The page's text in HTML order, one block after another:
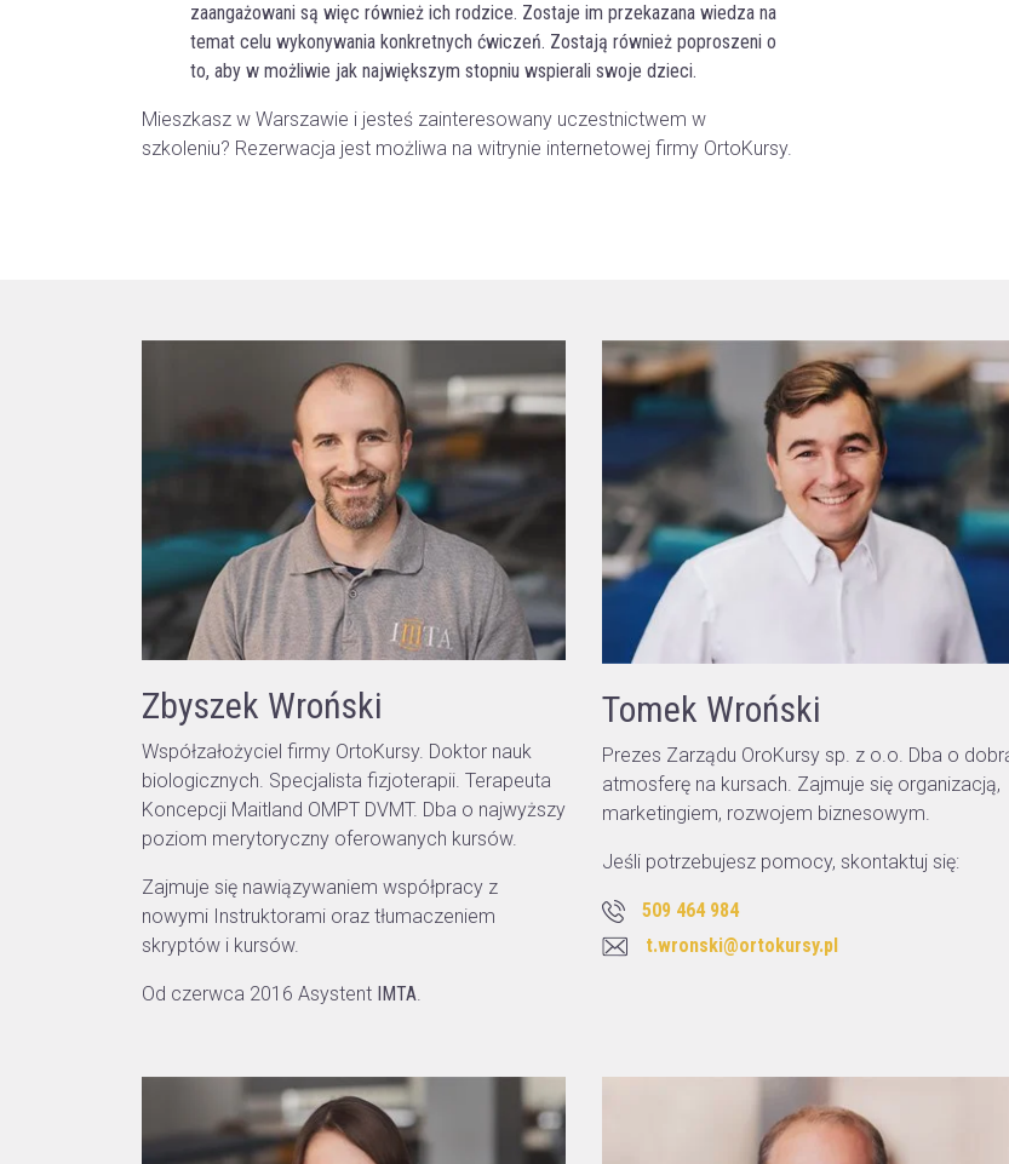
zaangażowani są więc również ich rodzice. Zostaje im przekazana wiedza na
temat celu wykonywania konkretnych ćwiczeń. Zostają również poproszeni o
to, aby w możliwie jak największym stopniu wspierali swoje dzieci.
Mieszkasz w Warszawie i jesteś zainteresowany uczestnictwem w
szkoleniu? Rezerwacja jest możliwa na witrynie internetowej firmy OrtoKursy.
Zbyszek Wroński
Współzałożyciel firmy OrtoKursy. Doktor nauk
biologicznych. Specjalista fizjoterapii. Terapeuta
Koncepcji Maitland OMPT DVMT. Dba o najwyższy
poziom merytoryczny oferowanych kursów.
Zajmuje się nawiązywaniem współpracy z
nowymi Instruktorami oraz tłumaczeniem
skryptów i kursów.
Od czerwca 2016 Asystent IMTA.
Tomek Wroński
Prezes Zarządu OroKursy sp. z o.o. Dba o
atmosferę na kursach. Zajmuje się organizacją,
marketingiem, rozwojem biznesowym.
Jeśli potrzebujesz pomocy, skontaktuj się:
509 464 984
t.wronski@ortokursy.pl